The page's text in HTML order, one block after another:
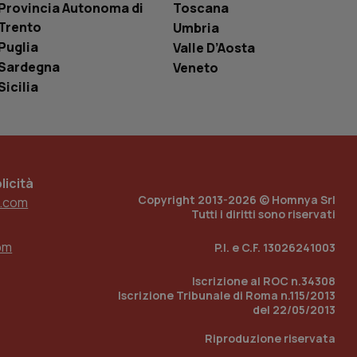
Autonoma di
Toscana
Umbria
Valle D’Aosta
Veneto
Copyright 2013-2026 © Homnya Srl
Tutti i diritti sono riservati
P.I. e C.F. 13026241003
Iscrizione al ROC n.34308
Iscrizione Tribunale di Roma n.115/2013
del 22/05/2013
Riproduzione riservata
per mantenere
incorporati
di
tenere traccia
incorporati
del sito web sta
dell’esperienza
per abilitare il
con identity